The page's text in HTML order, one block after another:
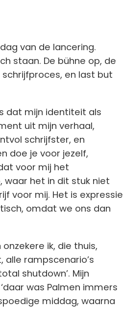
van de lancering.
staan. De bühne op, de
en last but
dat mijn identiteit als
uit mijn verhaal,
schrijfster, en
doe je voor jezelf,
voor mij het
het in dit stuk niet
voor mij. Het is expressie
omdat we ons dan
ik, die thuis,
alle rampscenario’s
shutdown’. Mijn
was Palmen immers
middag, waarna